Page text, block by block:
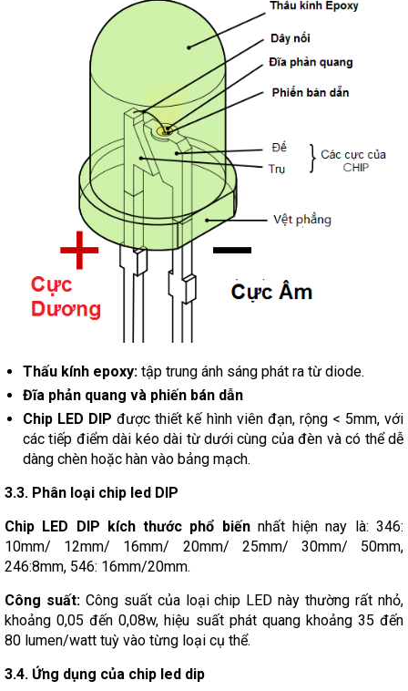
Thấu kính epoxy: tập trung ánh sáng phát ra từ diode.
Đĩa phản quang và phiến bán dẫn
Chip LED DIPđược thiết kế hình viên đạn, rộng < 5mm, với
các tiếp điểm dài kéo dài từ dưới cùng của đèn và có thể dễ
dàng chèn hoặc hàn vào bảng mạch.
3.3. Phân loại chip led DIP
Chip LED DIP kích thước phổ biếnnhất hiện nay là: 346:
10mm/ 12mm/ 16mm/ 20mm/ 25mm/ 30mm/ 50mm,
246:8mm, 546: 16mm/20mm.
Công suất: Công suất của loại chip LED này thường rất nhỏ,
khoảng 0,05 đến 0,08w, hiệu suất phát quang khoảng 35 đến
80 lumen/watt tuỳ vào từng loại cụ thể.
3.4. Ứng dụng của chip led dip